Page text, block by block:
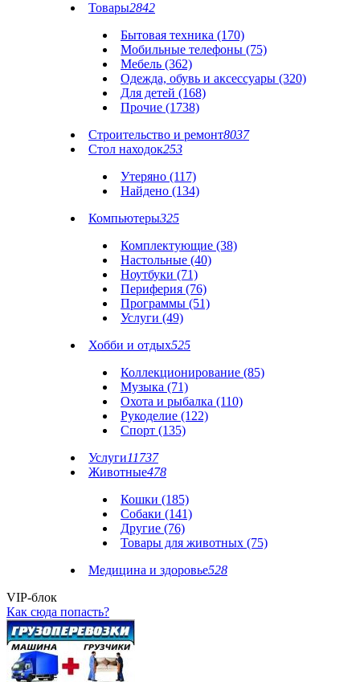
Товары2842
Бытовая техника (170)
Мобильные телефоны (75)
Мебель (362)
Одежда, обувь и аксессуары (320)
Для детей (168)
Прочие (1738)
Строительство и ремонт8037
Стол находок253
Утеряно (117)
Найдено (134)
Компьютеры325
Комплектующие (38)
Настольные (40)
Ноутбуки (71)
Периферия (76)
Программы (51)
Услуги (49)
Хобби и отдых525
Коллекционирование (85)
Музыка (71)
Охота и рыбалка (110)
Рукоделие (122)
Спорт (135)
Услуги11737
Животные478
Кошки (185)
Собаки (141)
Другие (76)
Товары для животных (75)
Медицина и здоровье528
VIP-блок
Как сюда попасть?